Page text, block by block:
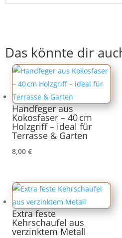
Das könnte dir
Handfeger aus
Kokosfaser – 40 cm
Holzgriff – ideal für
Terrasse & Garten
8,00 €
Extra feste
Kehrschaufel aus
verzinktem Metall